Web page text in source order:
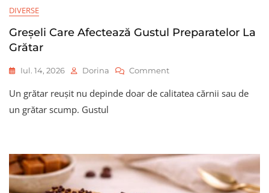
DIVERSE
Greșeli Care Afectează Gustul Preparatelor La
Grătar
Iul. 14, 2026 Dorina CommentOn
Care
Grătar
Un grătar reușit nu depinde doar de calitatea cărnii sau de
un grătar scump. Gustul